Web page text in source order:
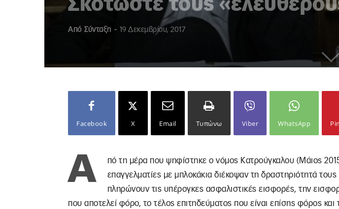
Σκοτώστε τους
Από Σύνταξη - 19 Δεκεμβρίου, 2017
Facebook X Email Τυπώνω Viber WhatsApp
Α
πό τη μέρα που ψηφίστηκε ο νόμος Κατρούγκαλου (Μάιος
επαγγελματίες με μπλοκάκια διέκοψαν τη δραστηριότητά
πληρώνουν τις υπέρογκες ασφαλιστικές εισφορές, την
που αποτελεί φόρο, το τέλος επιτηδεύματος που είναι επίσης φόρος και